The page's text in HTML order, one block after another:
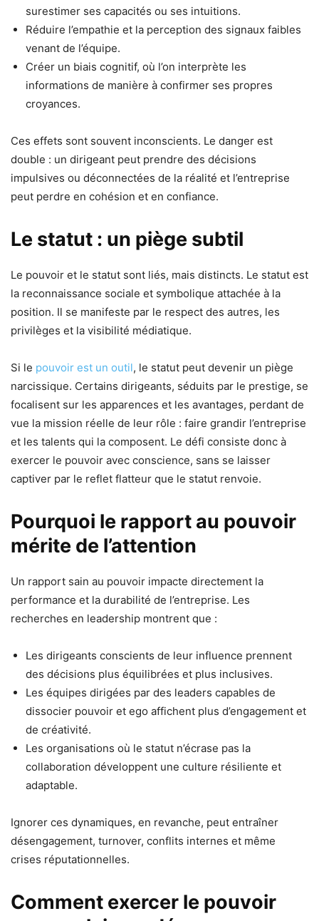
surestimer ses capacités ou ses intuitions.
Réduire l’empathie et la perception des signaux faibles
venant de l’équipe.
Créer un biais cognitif, où l’on interprète les
informations de manière à confirmer ses propres
croyances.
Ces effets sont souvent inconscients. Le danger est
double : un dirigeant peut prendre des décisions
impulsives ou déconnectées de la réalité et l’entreprise
peut perdre en cohésion et en confiance.
Le statut : un piège subtil
Le pouvoir et le statut sont liés, mais distincts. Le statut est
la reconnaissance sociale et symbolique attachée à la
position. Il se manifeste par le respect des autres, les
privilèges et la visibilité médiatique.
Si le pouvoir est un outil, le statut peut devenir un piège
narcissique. Certains dirigeants, séduits par le prestige, se
focalisent sur les apparences et les avantages, perdant de
vue la mission réelle de leur rôle : faire grandir l’entreprise
et les talents qui la composent. Le défi consiste donc à
exercer le pouvoir avec conscience, sans se laisser
captiver par le reflet flatteur que le statut renvoie.
Pourquoi le rapport au pouvoir
mérite de l’attention
Un rapport sain au pouvoir impacte directement la
performance et la durabilité de l’entreprise. Les
recherches en leadership montrent que :
Les dirigeants conscients de leur influence prennent
des décisions plus équilibrées et plus inclusives.
Les équipes dirigées par des leaders capables de
dissocier pouvoir et ego affichent plus d’engagement et
de créativité.
Les organisations où le statut n’écrase pas la
collaboration développent une culture résiliente et
adaptable.
Ignorer ces dynamiques, en revanche, peut entraîner
désengagement, turnover, conflits internes et même
crises réputationnelles.
Comment exercer le pouvoir